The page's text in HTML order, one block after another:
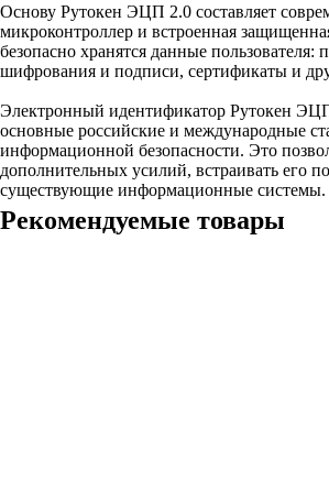
Основу Рутокен ЭЦП 2.0 составляет
микроконтроллер и встроенная
безопасно хранятся данные пользователя:
шифрования и подписи, сертификаты и
Электронный идентификатор Рутокен
основные российские и международные
информационной безопасности. Это
дополнительных усилий, встраивать его
существующие информационные системы.
Рекомендуемые товары